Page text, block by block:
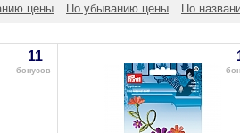
цены По убыванию цены По
11
бонусов